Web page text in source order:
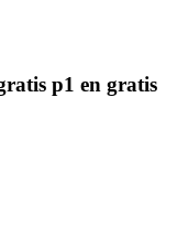
p1 en gratis